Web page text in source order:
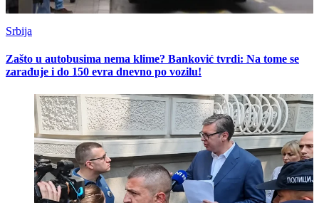
Srbija
Zašto u autobusima nema klime? Banković tvrdi: Na tome se
zarađuje i do 150 evra dnevno po vozilu!